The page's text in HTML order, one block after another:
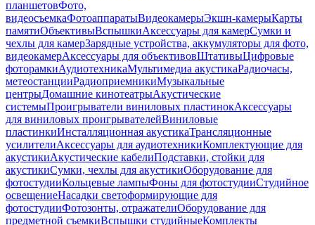
планшетовФото,
видеосъемкаФотоаппаратыВидеокамерыЭкшн-камерыКарты
памятиОбъективыВспышкиАксессуары для камерСумки и
чехлы для камерЗарядные устройства, аккумуляторы для фото,
видеокамерАксессуары для объективовШтативыЦифровые
фоторамкиАудиотехникаМультимедиа акустикаРадиочасы,
метеостанцииРадиоприемникиМузыкальные
центрыДомашние кинотеатрыАкустические
системыПроигрыватели виниловых пластинокАксессуары
для виниловых проигрывателейВиниловые
пластинкиИнсталляционная акустикаТрансляционные
усилителиАксессуары для аудиотехникиКомплектующие для
акустикиАкустические кабелиПодставки, стойки для
акустикиСумки, чехлы для акустикиОборудование для
фотостудииКольцевые лампыФоны для фотостудииСтудийное
освещениеНасадки светоформирующие для
фотостудииФотозонты, отражателиОборудование для
предметной съемкиВспышки студийныеКомплекты